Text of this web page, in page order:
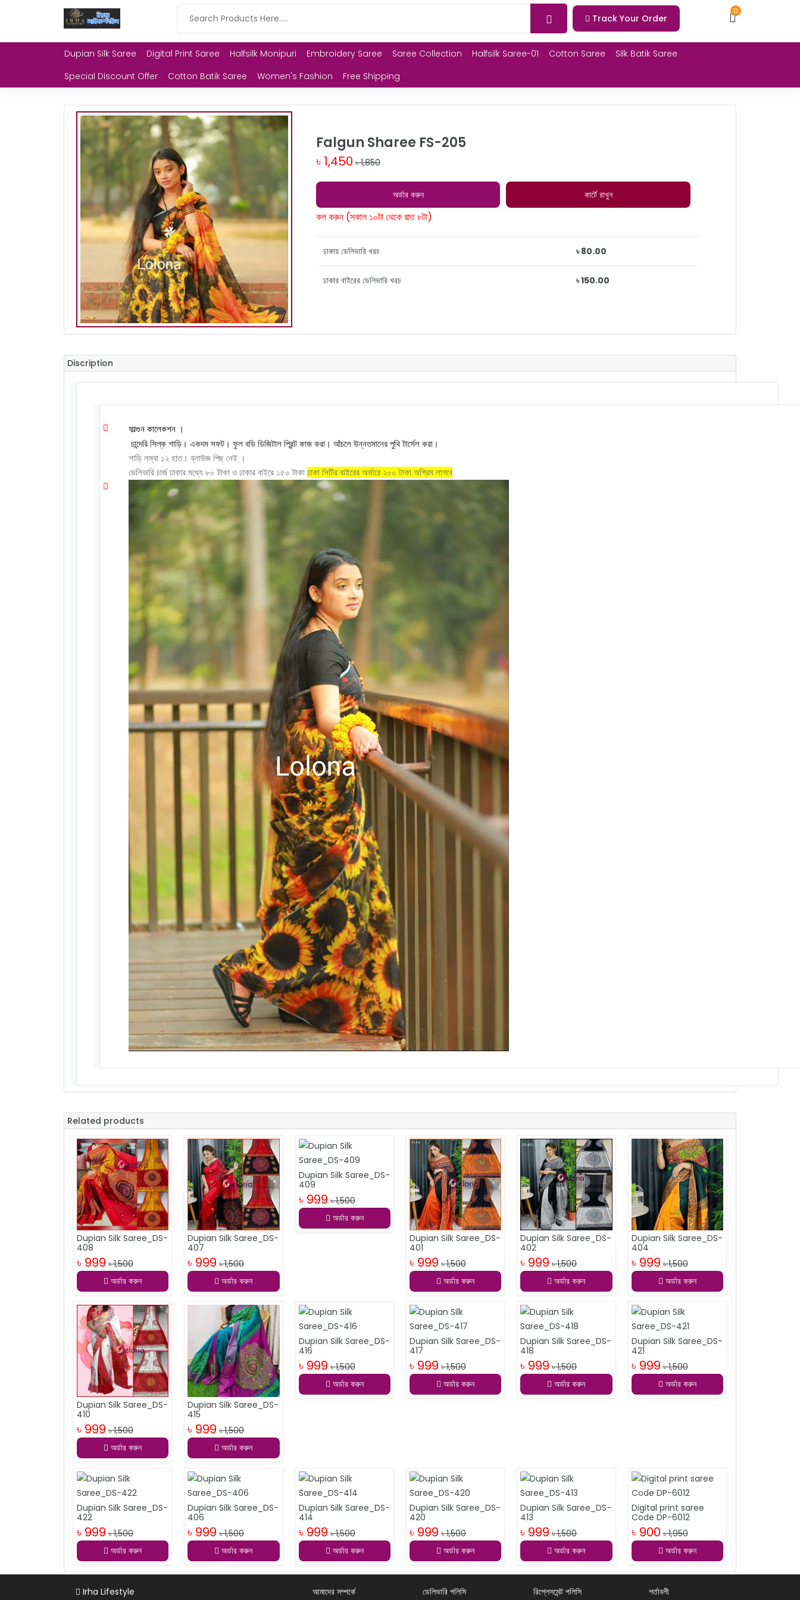
Track Your Order
0
Dupian Silk Saree Digital Print Saree Halfsilk Monipuri Embroidery Saree Saree Collection Halfsilk Saree-01 Cotton Saree
Silk Batik Saree
Special Discount Offer
Cotton Batik Saree Women's Fashion Free Shipping
Falgun Sharee FS-205
৳ 1,450 ৳ 1,850
অর্ডার করুন কার্টে রাখুন
কল করুন (সকাল ১০টা থেকে রাত ৮টা)
ঢাকায় ডেলিভারি খরচ ৳ 80.00
ঢাকার বাইরের ডেলিভারি খরচ ৳ 150.00
Discription
ফাল্গুন কালেকশন ।
চান্দেরি সিল্ক শাড়ি। একদম সফট। ফুল বডি ডিজিটাল প্রিন্ট কাজ করা। আঁচলে উন্নতমানের পুথি টার্সেল করা।
শাড়ি লম্বা ১২ হাত। ব্লাউজ পিছ নেই ।
ডেলিভারি চার্জ ঢাকার মধ্যে ৮০ টাকা ও ঢাকার বাইরে ১৫০ টাকা ঢাকা সিটির বাইরের অর্ডারে ২০০ টাকা অগ্রিম লাগবে
Related products
Dupian Silk Saree_DS-
408
৳ 999 ৳ 1,500
অর্ডার করুন
Dupian Silk Saree_DS-
407
৳ 999 ৳ 1,500
অর্ডার করুন
Dupian Silk Saree_DS-
409
৳ 999 ৳ 1,500
অর্ডার করুন
Dupian Silk Saree_DS-
401
৳ 999 ৳ 1,500
অর্ডার করুন
Dupian Silk Saree_DS-
402
৳ 999 ৳ 1,500
অর্ডার করুন
Dupian Silk Saree_DS-
404
৳ 999 ৳ 1,500
অর্ডার করুন
Dupian Silk Saree_DS-
410
৳ 999 ৳ 1,500
অর্ডার করুন
Dupian Silk Saree_DS-
415
৳ 999 ৳ 1,500
অর্ডার করুন
Dupian Silk Saree_DS-
416
৳ 999 ৳ 1,500
অর্ডার করুন
Dupian Silk Saree_DS-
417
৳ 999 ৳ 1,500
অর্ডার করুন
Dupian Silk Saree_DS-
418
৳ 999 ৳ 1,500
অর্ডার করুন
Dupian Silk Saree_DS-
421
৳ 999 ৳ 1,500
অর্ডার করুন
Dupian Silk Saree_DS-
422
৳ 999 ৳ 1,500
অর্ডার করুন
Dupian Silk Saree_DS-
406
৳ 999 ৳ 1,500
অর্ডার করুন
Dupian Silk Saree_DS-
414
৳ 999 ৳ 1,500
অর্ডার করুন
Dupian Silk Saree_DS-
420
৳ 999 ৳ 1,500
অর্ডার করুন
Dupian Silk Saree_DS-
413
৳ 999 ৳ 1,500
অর্ডার করুন
Digital print saree
Code DP-6012
৳ 900 ৳ 1,950
অর্ডার করুন
Irha Lifestyle আমাদের সম্পর্কে ডেলিভারি পলিসি রিপ্লেসমেন্ট পলিসি শর্তাবলী